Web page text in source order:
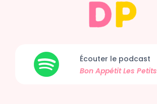
Écouter le podcast
Bon AppétitLes Petits